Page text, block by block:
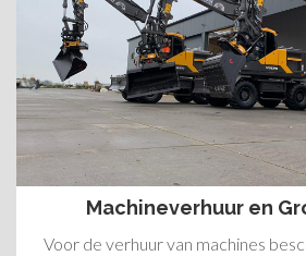
Machineverhuur en
Voor de verhuur van machines